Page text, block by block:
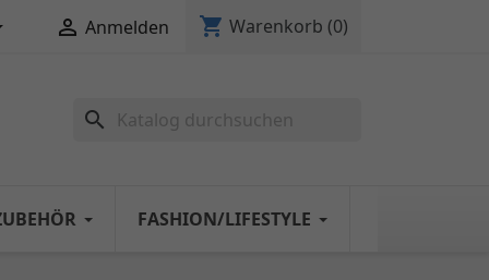
 Anmelden shopping_cart Warenkorb (0)
search
FASHION/LIFESTYLE